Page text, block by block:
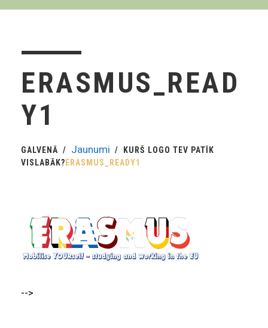
ERASMUS_READ
Y1
GALVENĀ Jaunumi
KURŠ LOGO TEV PATĪK
VISLABĀK? ERASMUS_READY1
-->